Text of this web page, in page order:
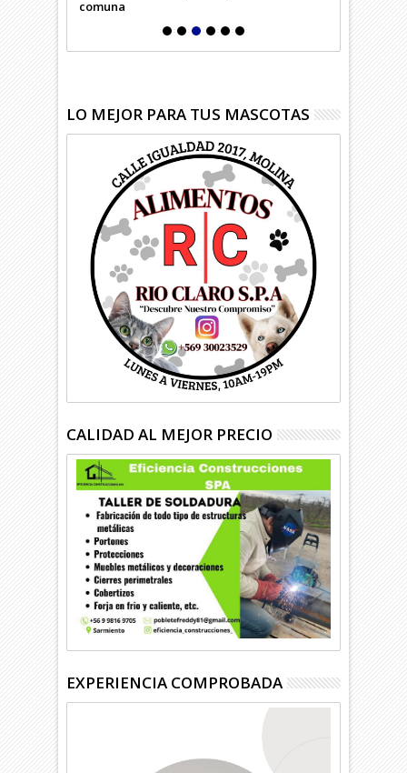
comuna
LO MEJOR PARA TUS MASCOTAS
CALIDAD AL MEJOR PRECIO
EXPERIENCIA COMPROBADA